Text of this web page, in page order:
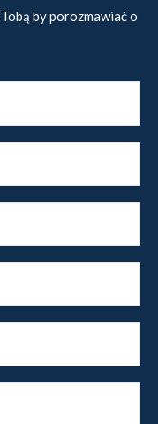
by porozmawiać o